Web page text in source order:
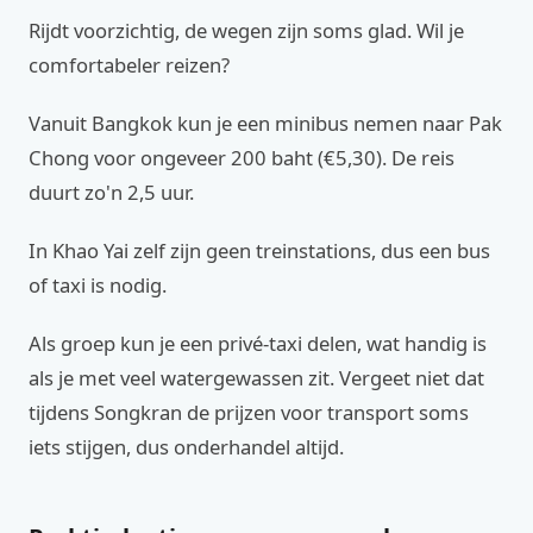
Rijdt voorzichtig, de wegen zijn soms glad. Wil je
comfortabeler reizen?
Vanuit Bangkok kun je een minibus nemen naar Pak
Chong voor ongeveer 200 baht (€5,30). De reis
duurt zo'n 2,5 uur.
In Khao Yai zelf zijn geen treinstations, dus een bus
of taxi is nodig.
Als groep kun je een privé-taxi delen, wat handig is
als je met veel watergewassen zit. Vergeet niet dat
tijdens Songkran de prijzen voor transport soms
iets stijgen, dus onderhandel altijd.